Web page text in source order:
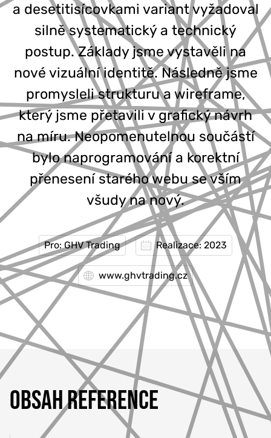
a desetitisícovkami variant vyžadoval
silně systematický a technický
postup. Základy jsme vystavěli na
nové vizuální identitě. Následně jsme
promysleli strukturu a wireframe,
který jsme přetavili v grafický návrh
na míru. Neopomenutelnou součástí
bylo naprogramování a korektní
přenesení starého webu se vším
všudy na nový.
Pro: GHV Trading Realizace: 2023
www.ghvtrading.cz
OBSAH REFERENCE